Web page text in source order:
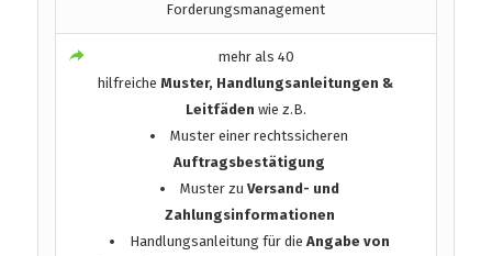
Forderungsmanagement
mehr als 40
hilfreicheMuster, Handlungsanleitungen &
Leitfäden wie z.B.
Muster einer rechtssicheren
Auftragsbestätigung
Muster zu Versand- und
Zahlungsinformationen
Handlungsanleitung für die Angabe von